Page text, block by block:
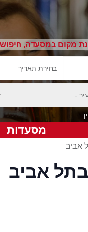
מקום במסעדה,
מסעדות
אביב
אביב